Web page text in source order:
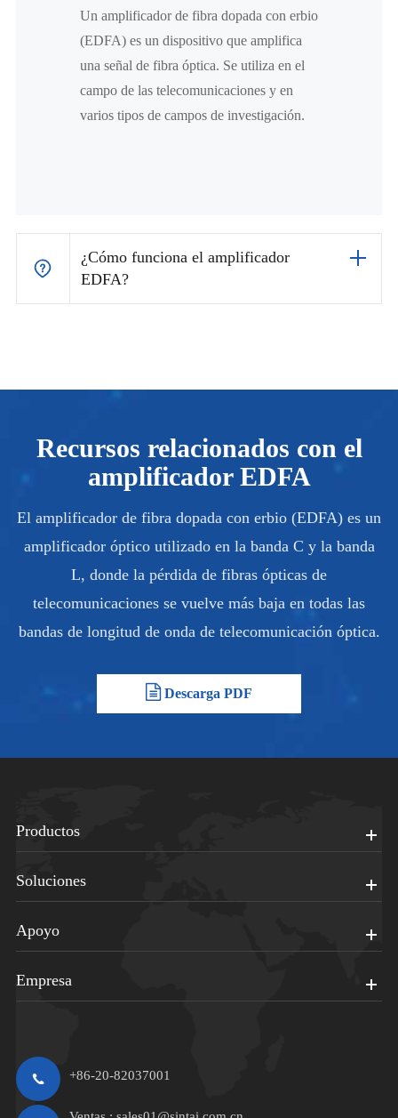
Un amplificador de fibra dopada con erbio
(EDFA) es un dispositivo que amplifica
una señal de fibra óptica. Se utiliza en el
campo de las telecomunicaciones y en
varios tipos de campos de investigación.
¿Cómo funciona el amplificador
EDFA?
Recursos relacionados con el
amplificador EDFA
El amplificador de fibra dopada con erbio (EDFA) es un
amplificador óptico utilizado en la banda C y la banda
L, donde la pérdida de fibras ópticas de
telecomunicaciones se vuelve más baja en todas las
bandas de longitud de onda de telecomunicación óptica.
Descarga PDF
Productos
Soluciones
Apoyo
Empresa
+86-20-82037001